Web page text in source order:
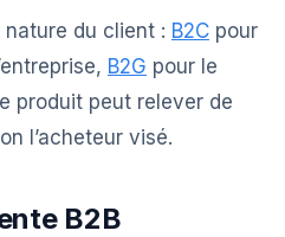
du client : B2C pour
B2G pour le
produit peut relever de
l’acheteur visé.
B2B